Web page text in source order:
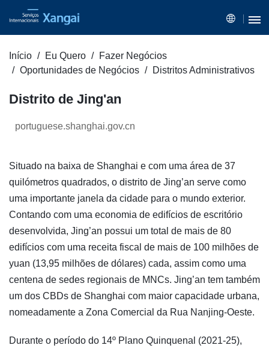
Início Eu Quero
Fazer Negócios
Oportunidades de Negócios
Distritos Administrativos
Distrito de Jing'an
portuguese.shanghai.gov.cn
Situado na baixa de Shanghai e com uma área de 37
quilómetros quadrados, o distrito de Jing’an serve como
uma importante janela da cidade para o mundo exterior.
Contando com uma economia de edifícios de escritório
desenvolvida, Jing’an possui um total de mais de 80
edifícios com uma receita fiscal de mais de 100 milhões de
yuan (13,95 milhões de dólares) cada, assim como uma
centena de sedes regionais de MNCs. Jing’an tem também
um dos CBDs de Shanghai com maior capacidade urbana,
nomeadamente a Zona Comercial da Rua Nanjing-Oeste.
Durante o período do 14º Plano Quinquenal (2021-25),